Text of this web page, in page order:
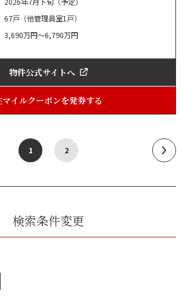
67戸（他管理員室1戸）
3,690万円〜6,790万円
物件公式サイトへ
マイルクーポンを発券する
1 2
検索条件変更